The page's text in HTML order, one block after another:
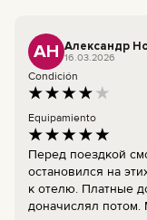
АН Александр
16.03.2026
Condición
Equipamiento
Перед поездкой
остановился на
к отелю. Платные
доначислял потом.